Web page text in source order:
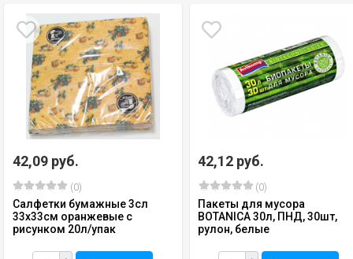
42,09 руб.
(0)
Салфетки бумажные 3сл
33х33см оранжевые с
рисунком 20л/упак
42,12 руб.
(0)
Пакеты для мусора
BOTANICA 30л, ПНД, 30шт,
рулон, белые